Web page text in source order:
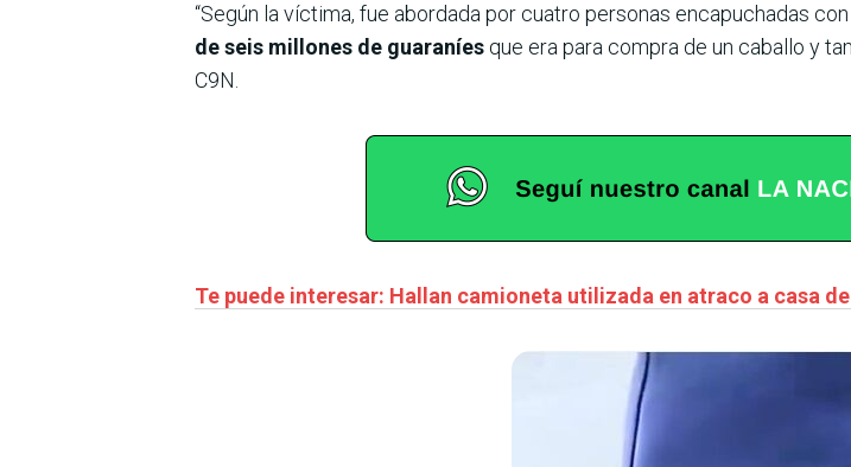
“Según la víctima, fue abordada por cuatro personas encapuchadas
de seis millones de guaraníes que era para compra de un caballo y
C9N.
Te puede interesar: Hallan camioneta utilizada en atraco a casa